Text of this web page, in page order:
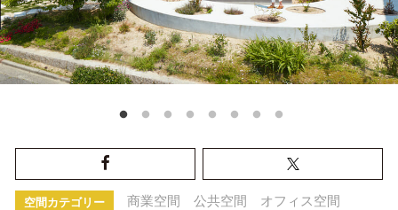
空間カテゴリー 商業空間 公共空間 オフィス空間